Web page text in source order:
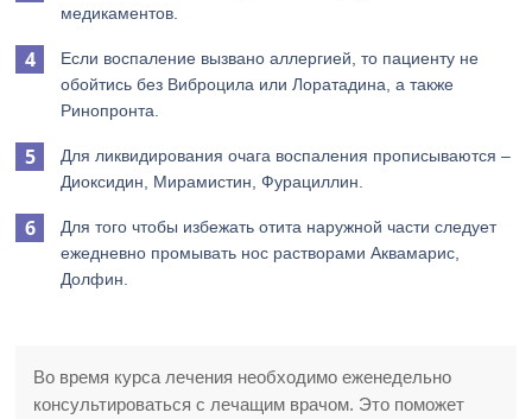
медикаментов.
Если воспаление вызвано аллергией, то пациенту не
обойтись без Виброцила или Лоратадина, а также
Ринопронта.
Для ликвидирования очага воспаления прописываются –
Диоксидин, Мирамистин, Фурациллин.
Для того чтобы избежать отита наружной части следует
ежедневно промывать нос растворами Аквамарис,
Долфин.
Во время курса лечения необходимо еженедельно
консультироваться с лечащим врачом. Это поможет